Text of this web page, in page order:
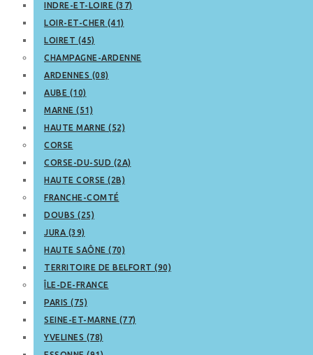
INDRE-ET-LOIRE (37)
LOIR-ET-CHER (41)
LOIRET (45)
CHAMPAGNE-ARDENNE
ARDENNES (08)
AUBE (10)
MARNE (51)
HAUTE MARNE (52)
CORSE
CORSE-DU-SUD (2A)
HAUTE CORSE (2B)
FRANCHE-COMTÉ
DOUBS (25)
JURA (39)
HAUTE SAÔNE (70)
TERRITOIRE DE BELFORT (90)
ÎLE-DE-FRANCE
PARIS (75)
SEINE-ET-MARNE (77)
YVELINES (78)